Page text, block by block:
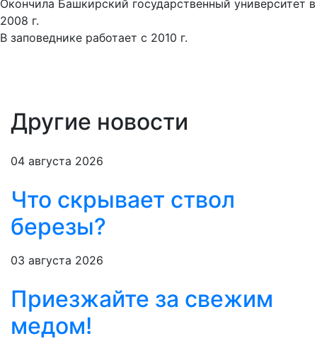
Окончила Башкирский государственный университет в
2008 г.
В заповеднике работает с 2010 г.
Другие новости
04 августа 2026
Что скрывает ствол
березы?
03 августа 2026
Приезжайте за свежим
медом!